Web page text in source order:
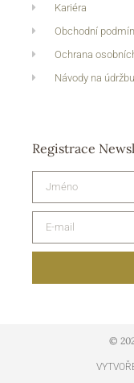
Kariéra
Obchodní
Ochrana
Návody na údržbu
Registrace
©